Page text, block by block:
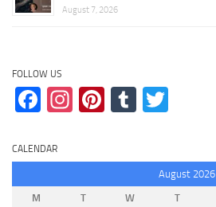
August 7, 2026
FOLLOW US
Facebook
Instagram
Pinterest
Tumblr
CALENDAR
August 2026
M
T W T